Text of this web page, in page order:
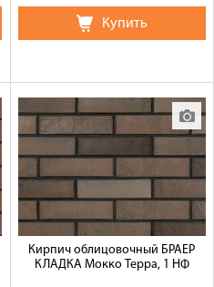
Купить
Кирпич облицовочный БРАЕР
КЛАДКА Мокко Терра, 1 НФ